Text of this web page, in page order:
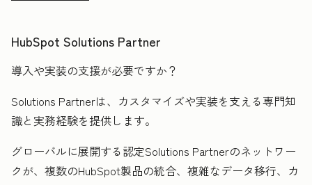
HubSpot Solutions Partner
導入や実装の支援が必要ですか？
Solutions Partnerは、カスタマイズや実装を支える専門知
識と実務経験を提供します。
グローバルに展開する認定Solutions Partnerのネットワー
クが、複数のHubSpot製品の統合、複雑なデータ移行、カ